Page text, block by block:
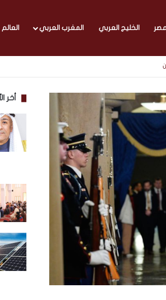
الخليج العربي المغرب العربي العالم
أخر